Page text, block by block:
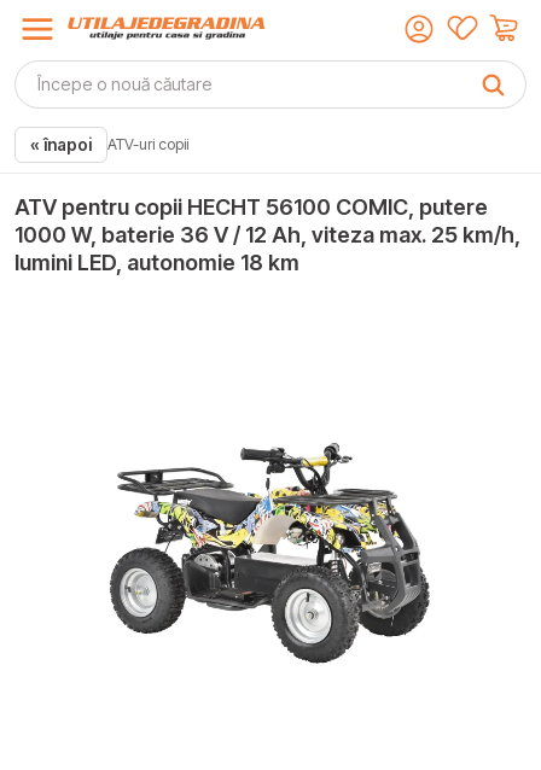
« înapoi ATV-uri copii
ATV pentru copii HECHT 56100 COMIC, putere
1000 W, baterie 36 V / 12 Ah, viteza max. 25 km/h,
lumini LED, autonomie 18 km